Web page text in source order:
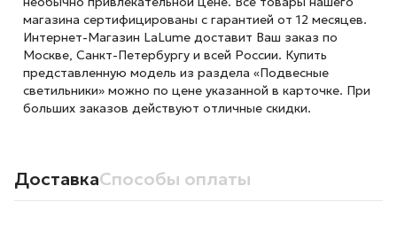
магазина сертифицированы с гарантией от 12 месяцев.
Интернет-Магазин LaLume доставит Ваш заказ по
Москве, Санкт-Петербургу и всей России. Купить
представленную модель из раздела «Подвесные
светильники» можно по цене указанной в карточке. При
больших заказов действуют отличные скидки.
ДоставкаСпособы оплаты